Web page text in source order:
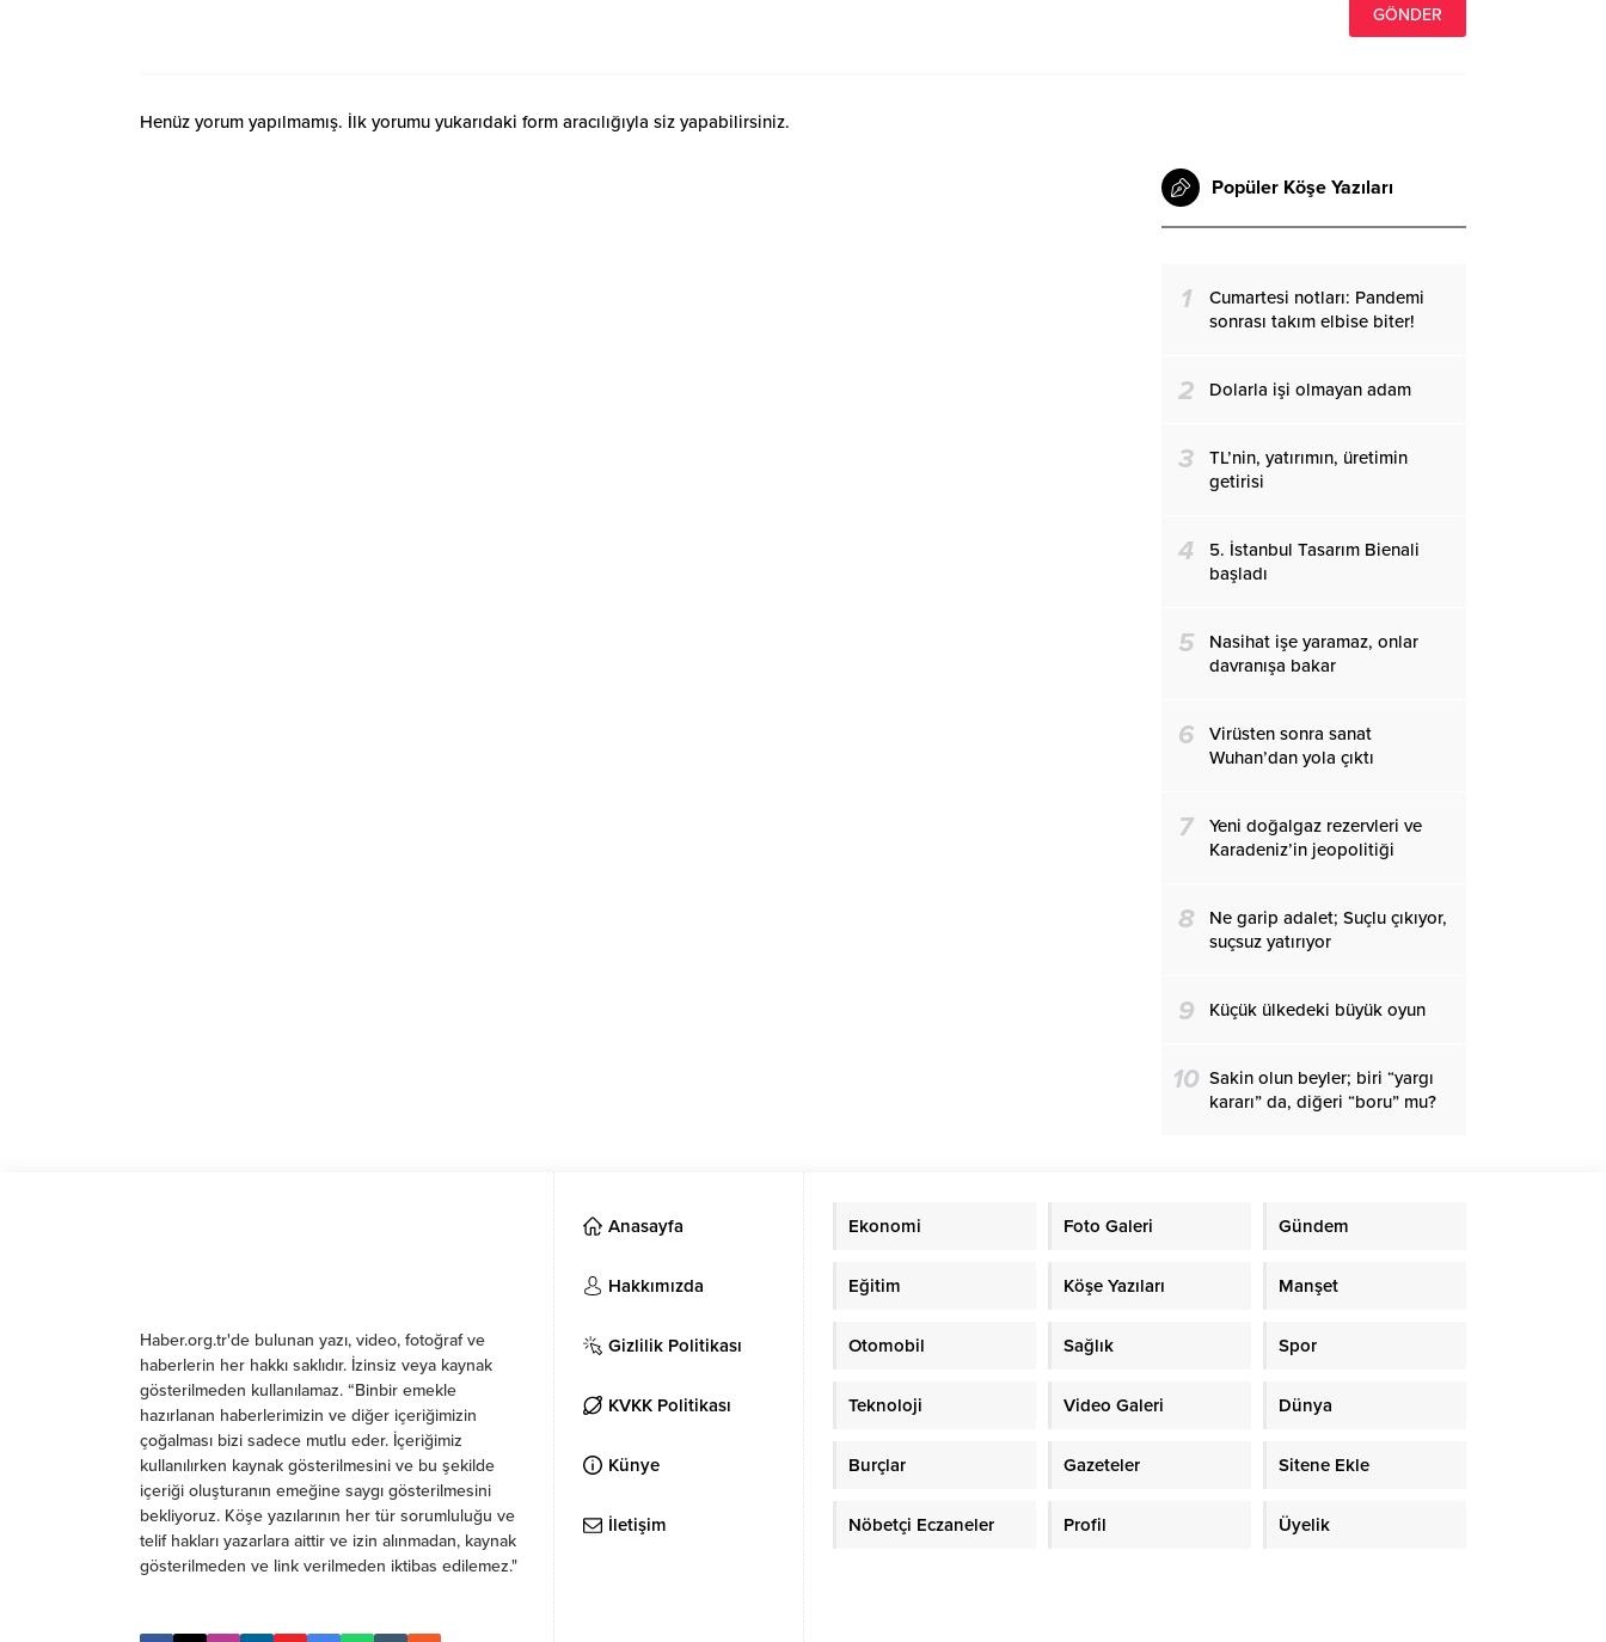
Henüz yorum yapılmamış. İlk yorumu yukarıdaki form aracılığıyla siz yapabilirsiniz.
Popüler Köşe Yazıları
1
Cumartesi notları: Pandemi
sonrası takım elbise biter!
2 Dolarla işi olmayan adam
3
TL’nin, yatırımın, üretimin
getirisi
4
5. İstanbul Tasarım Bienali
başladı
5
Nasihat işe yaramaz, onlar
davranışa bakar
6
Virüsten sonra sanat
Wuhan’dan yola çıktı
7
Yeni doğalgaz rezervleri ve
Karadeniz’in jeopolitiği
8
Ne garip adalet; Suçlu çıkıyor,
suçsuz yatırıyor
9 Küçük ülkedeki büyük oyun
10 Sakin olun beyler; biri “yargı
kararı” da, diğeri “boru” mu?
Haber.org.tr'de bulunan yazı, video, fotoğraf ve
haberlerin her hakkı saklıdır. İzinsiz veya kaynak
gösterilmeden kullanılamaz. “Binbir emekle
hazırlanan haberlerimizin ve diğer içeriğimizin
çoğalması bizi sadece mutlu eder. İçeriğimiz
kullanılırken kaynak gösterilmesini ve bu şekilde
içeriği oluşturanın emeğine saygı gösterilmesini
bekliyoruz. Köşe yazılarının her tür sorumluluğu ve
telif hakları yazarlara aittir ve izin alınmadan, kaynak
gösterilmeden ve link verilmeden iktibas edilemez."
Anasayfa
Hakkımızda
Gizlilik Politikası
KVKK Politikası
Künye
İletişim
Ekonomi Foto Galeri Gündem
Eğitim Köşe Yazıları Manşet
Otomobil Sağlık Spor
Teknoloji Video Galeri Dünya
Burçlar Gazeteler Sitene Ekle
Nöbetçi Eczaneler Profil Üyelik